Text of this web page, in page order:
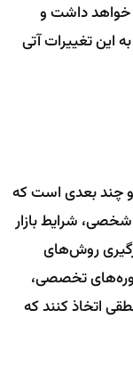
خواهد داشت و
این تغییرات آتی
و چند بعدی است که
شخصی، شرایط بازار
روش‌های
تخصصی،
اتخاذ کنند که